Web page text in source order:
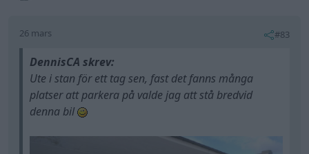
26 mars #83
DennisCA skrev:
Ute i stan för ett tag sen, fast det fanns många
platser att parkera på valde jag att stå bredvid
denna bil